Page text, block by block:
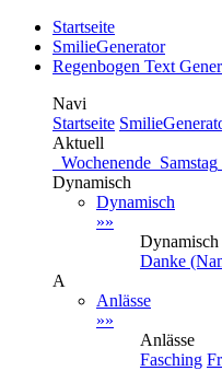
Startseite
SmilieGenerator
Regenbogen Text
Navi
Startseite
Aktuell
Wochenende Samstag
Dynamisch
Dynamisch
»»
Dynamisch
Danke
A
Anlässe
»»
Anlässe
Fasching